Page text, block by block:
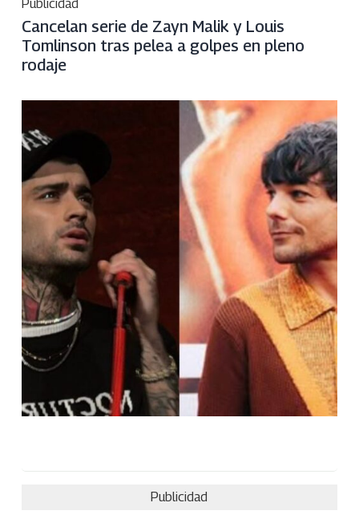
Publicidad
Cancelan serie de Zayn Malik y Louis
Tomlinson tras pelea a golpes en pleno
rodaje
Publicidad